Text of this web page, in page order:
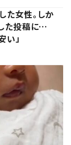
た女性。しか
た投稿に…
い」